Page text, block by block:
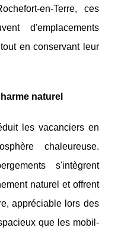
en-Terre, ces
d'emplacements
en conservant leur
naturel
les vacanciers en
chaleureuse.
s'intègrent
naturel et offrent
appréciable lors des
que les mobil-